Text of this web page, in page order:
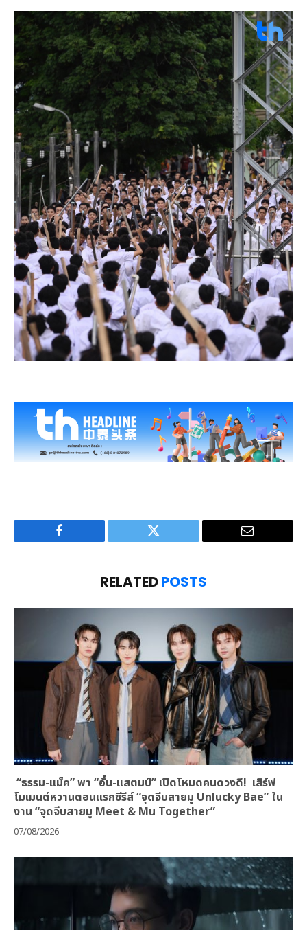
Facebook Twitter Email
RELATEDPOSTS
“ธรรม-แม็ค” พา “อั๋น-แสตมป์” เปิดโหมดคนดวงดี! เสิร์ฟ
โมเมนต์หวานตอนแรกซีรีส์ “จุดจีบสายมู Unlucky Bae” ใน
งาน “จุดจีบสายมู Meet & Mu Together”
07/08/2026